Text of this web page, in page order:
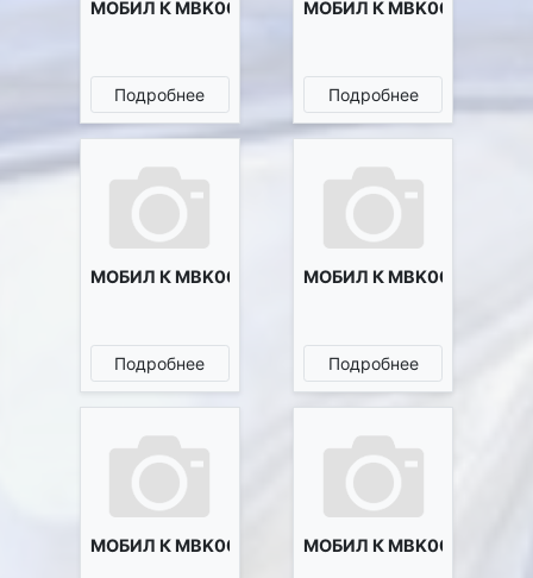
МОБИЛ К MBK0013222
Подробнее
МОБИЛ К MBK0013309
Подробнее
МОБИЛ К MBK0013395
Подробнее
МОБИЛ К MBK0013669
Подробнее
МОБИЛ К MBK0014224 МОБИЛ К MBK0015145